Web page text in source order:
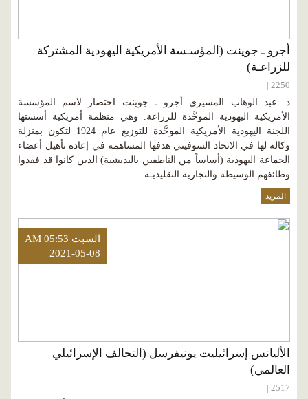
أجرو ـ جوينت (المؤسـسة الأمريكية اليهودية المشتركة
للزراعـة)
2250 |
د. عبد الوهاب المسيري أجرو ـ جوينت اختصار لاسم المؤسسة
الأمريكية اليهودية الموحَّدة للزراعة. وهي منظمة أمريكية أسستها
اللجنة اليهودية الأمريكية الموحَّدة للتوزيع عام 1924 لتكون بمنزلة
وكالة لها في الاتحاد السوفيتي هدفها المساهمة في إعادة تأهيل أعضاء
الجماعة اليهودية (أساساً من الناطقين باليديشية) الذين كانوا قد فقدوا
وظائفهم الوسيطة والتجارية التقليديـة
المزيد
السبت AM 05:53
2021-05-08
الأليانس إسرائيليت يونيفرسل (التحالف الإسرائيلي
العالمي)
2517 |